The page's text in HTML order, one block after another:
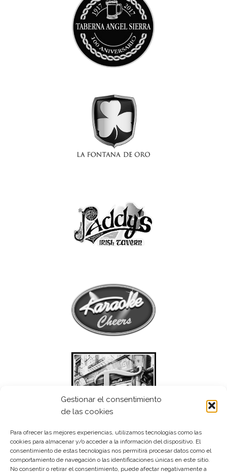
Gestionar el consentimiento
de las cookies
Para ofrecer las mejores experiencias, utilizamos tecnologías como las
cookies para almacenar y/o acceder a la información del dispositivo. El
consentimiento de estas tecnologías nos permitirá procesar datos como el
comportamiento de navegación o las identificaciones únicas en este sitio.
No consentir o retirar el consentimiento, puede afectar negativamente a